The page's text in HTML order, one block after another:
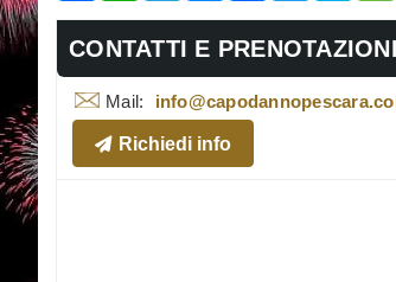
CONTATTI E PRENOTAZIONI
Mail:
Richiedi info